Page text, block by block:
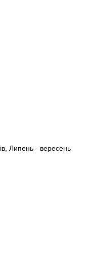
Липень - вересень